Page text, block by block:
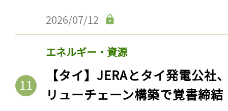
2026/07/12
エネルギー・資源
【タイ】JERAとタイ発電公社
リューチェーン構築で覚書締結